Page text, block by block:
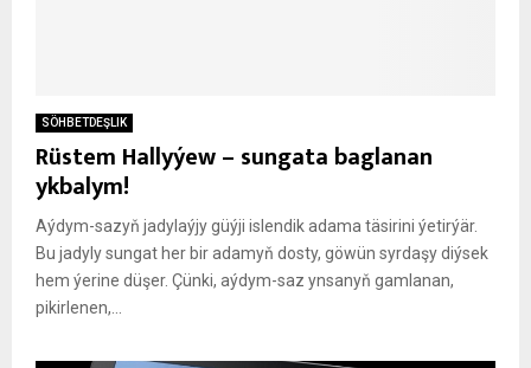
SÖHBETDEŞLIK
Rüstem Hallyýew – sungata baglanan
ykbalym!
Aýdym-sazyň jadylaýjy güýji islendik adama täsirini ýetirýär.
Bu jadyly sungat her bir adamyň dosty, göwün syrdaşy diýsek
hem ýerine düşer. Çünki, aýdym-saz ynsanyň gamlanan,
pikirlenen,...